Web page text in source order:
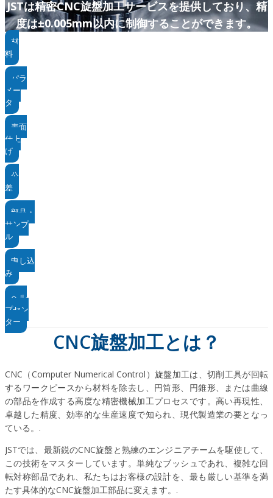
JSTは精密CNC旋盤加工サービスを提供しており、精
度は±0.005mm以内に制御することができます。
材
料
パラ
メー
タ
表面
仕上
げ
公
差
部品・
サンプ
ル
申し込
み
ヘル
プセン
ター
CNC旋盤加工とは？
CNC（Computer Numerical Control）旋盤加工は、切削工具が回転
するワークピースから材料を除去し、円筒形、円錐形、または曲線
の部品を作成する高度な精密機械加工プロセスです。高い再現性、
卓越した精度、効率的な生産速度で知られ、現代製造業の要となっ
ている。.
JSTでは、最新鋭のCNC旋盤と熟練のエンジニアチームを駆使して、
この技術をマスターしています。単純なブッシュであれ、複雑な回
転対称部品であれ、私たちはお客様の設計を、最も厳しい基準を満
たす具体的なCNC旋盤加工部品に変えます。.